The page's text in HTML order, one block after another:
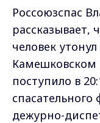
Россоюзспас
рассказывает,
человек
поступило в
дежурно-